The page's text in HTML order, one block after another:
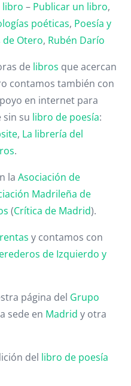
libro – Publicar un libro,
poéticas, Poesía y
de Otero, Rubén Darío
de libros que acercan
contamos también con
en internet para
sin su libro de poesía:
, La librería del
.
la Asociación de
Madrileña de
(Crítica de Madrid).
y contamos con
de Izquierdo y
página del Grupo
sede en Madrid y otra
del libro de poesía